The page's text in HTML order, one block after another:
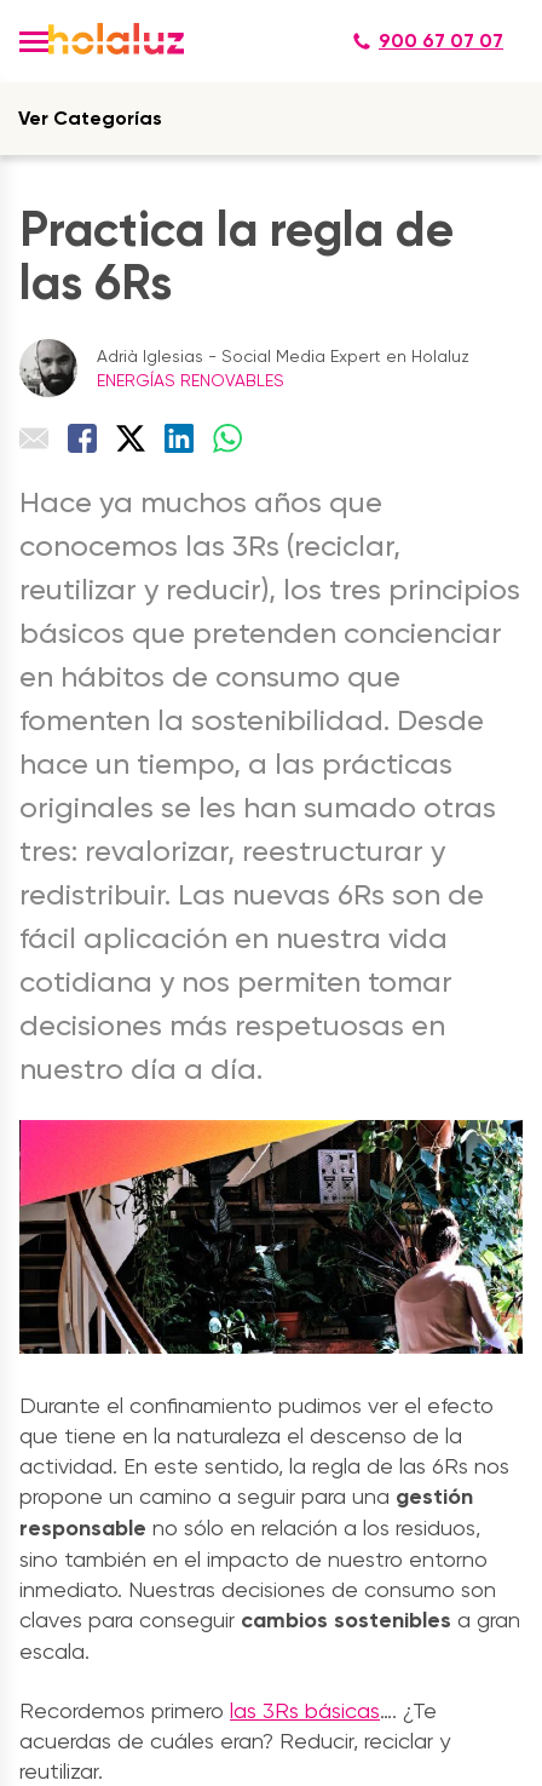
900 67 07 07
Ver Categorías
Practica la regla de
las 6Rs
Adrià Iglesias - Social Media Expert en Holaluz
ENERGÍAS RENOVABLES
Hace ya muchos años que
conocemos las 3Rs (reciclar,
reutilizar y reducir), los tres principios
básicos que pretenden concienciar
en hábitos de consumo que
fomenten la sostenibilidad. Desde
hace un tiempo, a las prácticas
originales se les han sumado otras
tres: revalorizar, reestructurar y
redistribuir. Las nuevas 6Rs son de
fácil aplicación en nuestra vida
cotidiana y nos permiten tomar
decisiones más respetuosas en
nuestro día a día.
Durante el confinamiento pudimos ver el efecto
que tiene en la naturaleza el descenso de la
actividad. En este sentido, la regla de las 6Rs nos
propone un camino a seguir para una gestión
responsable no sólo en relación a los residuos,
sino también en el impacto de nuestro entorno
inmediato. Nuestras decisiones de consumo son
claves para conseguir cambios sostenibles a gran
escala.
Recordemos primero las 3Rs básicas…. ¿Te
acuerdas de cuáles eran? Reducir, reciclar y
reutilizar.